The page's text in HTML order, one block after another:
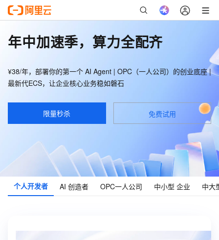
年中加速季，算力全配齐
¥38/年，部署你的第一个 AI Agent | OPC（一人公司）的创业底座 |
最新代ECS，让企业核心业务稳如磐石
限量秒杀 免费试用
个人开发者 AI 创造者 OPC一人公司 中小型 企业 中大